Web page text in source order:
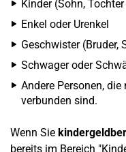
Kinder (Sohn,
Enkel oder Urenkel
Geschwister (Bruder,
Schwager oder
Andere Personen,
verbunden sind.
Wenn Sie
bereits im Bereich